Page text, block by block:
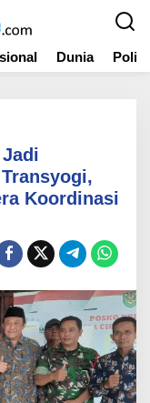
Dunia
Koordinasi